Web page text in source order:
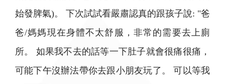
始發脾氣)。 下次試試看嚴肅認真的跟孩子說: "爸
爸/媽媽現在身體不太舒服，非常的需要去上廁
所。 如果我不去的話等一下肚子就會很痛很痛，
可能下午沒辦法帶你去跟小朋友玩了。 可以等我